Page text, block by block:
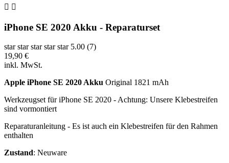
 
iPhone SE 2020 Akku - Reparaturset
star star star star star 5.00 (7)
19,90 €
inkl. MwSt.
Apple iPhone SE 2020 Akku Original 1821 mAh
Werkzeugset für iPhone SE 2020 - Achtung: Unsere Klebestreifen
sind vormontiert
Reparaturanleitung - Es ist auch ein Klebestreifen für den Rahmen
enthalten
Zustand: Neuware